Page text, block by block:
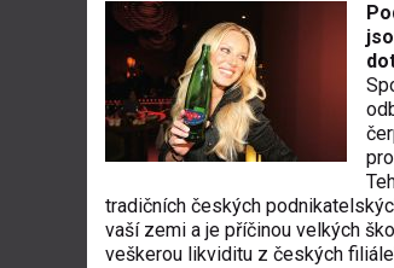
tradičních českých
vaší zemi a je příčinou velkých
veškerou likviditu z českých